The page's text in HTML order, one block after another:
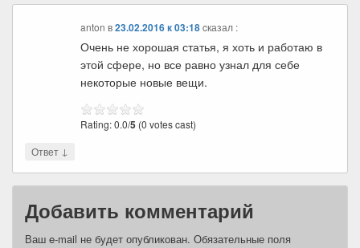
anton в23.02.2016 к 03:18 cказал :
Очень не хорошая статья, я хоть и работаю в
этой сфере, но все равно узнал для себе
некоторые новые вещи.
Rating: 0.0/5 (0 votes cast)
Ответ ↓
Добавить комментарий
Ваш e-mail не будет опубликован. Обязательные поля